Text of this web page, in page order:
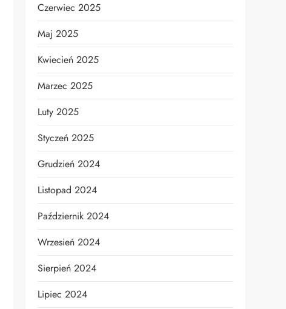
Czerwiec 2025
Maj 2025
Kwiecień 2025
Marzec 2025
Luty 2025
Styczeń 2025
Grudzień 2024
Listopad 2024
Październik 2024
Wrzesień 2024
Sierpień 2024
Lipiec 2024